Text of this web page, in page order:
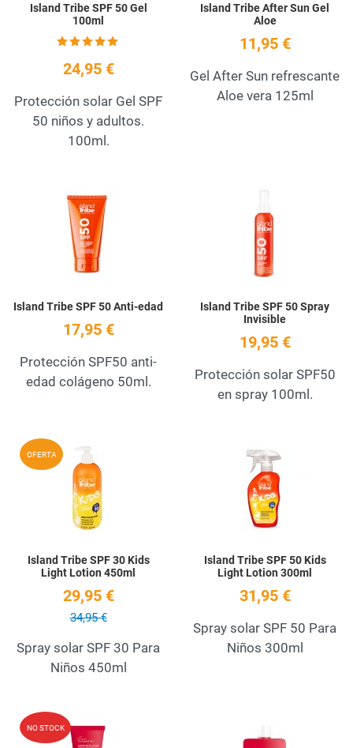
Island Tribe SPF 50 Gel
100ml
24,95 €
Protección solar Gel SPF
50 niños y adultos.
100ml.
Island Tribe After Sun Gel
Aloe
11,95 €
Gel After Sun refrescante
Aloe vera 125ml
Island Tribe SPF 50 Anti-edad
17,95 €
Protección SPF50 anti-
edad colágeno 50ml.
Island Tribe SPF 50 Spray
Invisible
19,95 €
Protección solar SPF50
en spray 100ml.
OFERTA Add to Wishlist
Island Tribe SPF 30 Kids
Light Lotion 450ml
29,95 €
34,95 €
Spray solar SPF 30 Para
Niños 450ml
Island Tribe SPF 50 Kids
Light Lotion 300ml
31,95 €
Spray solar SPF 50 Para
Niños 300ml
NO STOCK